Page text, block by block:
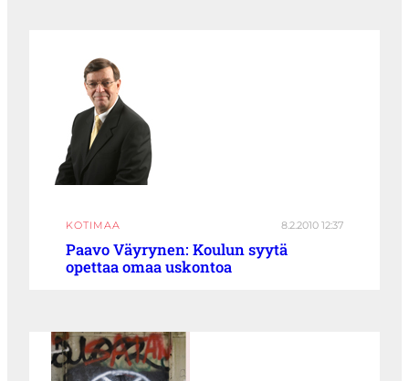
KOTIMAA 8.2.2010 12:37
Paavo Väyrynen: Koulun syytä
opettaa omaa uskontoa